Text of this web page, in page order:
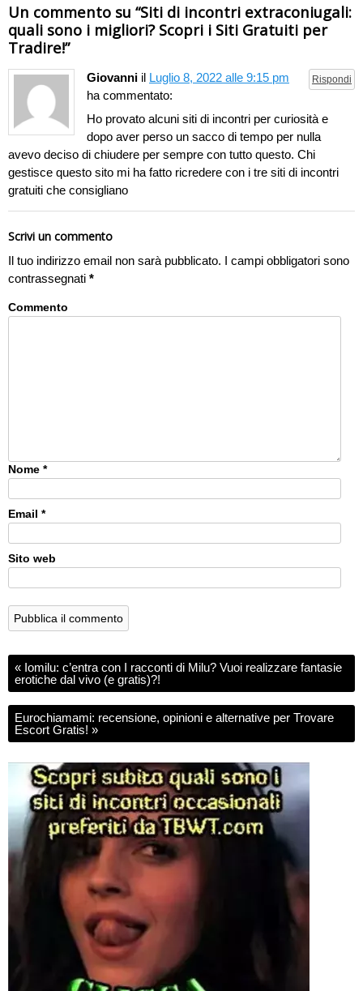
Un commento su “Siti di incontri extraconiugali:
quali sono i migliori? Scopri i Siti Gratuiti per
Tradire!”
Rispondi
Giovanni il Luglio 8, 2022 alle 9:15 pm
ha commentato:
Ho provato alcuni siti di incontri per curiosità e
dopo aver perso un sacco di tempo per nulla
avevo deciso di chiudere per sempre con tutto questo. Chi
gestisce questo sito mi ha fatto ricredere con i tre siti di incontri
gratuiti che consigliano
Scrivi un commento
Il tuo indirizzo email non sarà pubblicato. I campi obbligatori sono
contrassegnati *
Commento
Nome *
Email *
Sito web
« Iomilu: c’entra con I racconti di Milu? Vuoi realizzare fantasie
erotiche dal vivo (e gratis)?!
Eurochiamami: recensione, opinioni e alternative per Trovare
Escort Gratis! »